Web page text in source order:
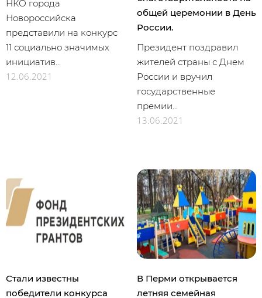
НКО города
Новороссийска
представили на конкурс
11 социально значимых
инициатив...
12.06.2021
общей церемонии в День
России.
Президент поздравил
жителей страны с Днем
России и вручил
государственные
премии...
13.06.2021
Стали известны
победители конкурса
В Перми открывается
летняя семейная